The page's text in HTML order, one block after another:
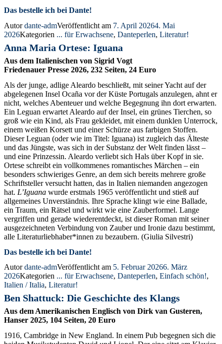
Das bestelle ich bei Dante!
Autordante-admVeröffentlicht am 7. April 20264. Mai
2026Kategorien ... für Erwachsene, Danteperlen, Literatur!
Anna Maria Ortese: Iguana
Aus dem Italienischen von Sigrid Vogt
Friedenauer Presse 2026, 232 Seiten, 24 Euro
Als der junge, adlige Aleardo beschließt, mit seiner Yacht auf der
abgelegenen Insel Ocaña vor der Küste Portugals anzulegen, ahnt er
nicht, welches Abenteuer und welche Begegnung ihn dort erwarten.
Ein Leguan erwartet Aleardo auf der Insel, ein grünes Tierchen, so
groß wie ein Kind, als Frau gekleidet, mit einem dunklen Unterrock,
einem weißen Korsett und einer Schürze aus farbigen Stoffen.
Dieser Leguan (oder wie im Titel: Iguana) ist zugleich das Älteste
und das Jüngste, was sich in der Substanz der Welt finden lässt –
und eine Prinzessin. Aleardo verliebt sich Hals über Kopf in sie.
Ortese schreibt ein vollkommenes romantisches Märchen – ein
besonders schwieriges Genre, an dem sich bereits mehrere große
Schriftsteller versucht hatten, das in Italien niemanden angezogen
hat. L’Iguana wurde erstmals 1965 veröffentlicht und stieß auf
allgemeines Unverständnis. Ihre Sprache klingt wie eine Ballade,
ein Traum, ein Rätsel und wirkt wie eine Zauberformel. Lange
vergriffen und gerade wiederentdeckt, ist dieser Roman mit seiner
ausgezeichneten Verbindung von Zauber und Ironie dazu bestimmt,
alle Literaturliebhaber*innen zu bezaubern. (Giulia Silvestri)
Das bestelle ich bei Dante!
Autordante-admVeröffentlicht am 5. Februar 20266. März
2026Kategorien ... für Erwachsene, Danteperlen, Einfach schön!,
Italien / Italia, Literatur!
Ben Shattuck: Die Geschichte des Klangs
Aus dem Amerikanischen Englisch von Dirk van Gusteren,
Hanser 2025, 104 Seiten, 20 Euro
1916, Cambridge in New England. In einem Pub begegnen sich die